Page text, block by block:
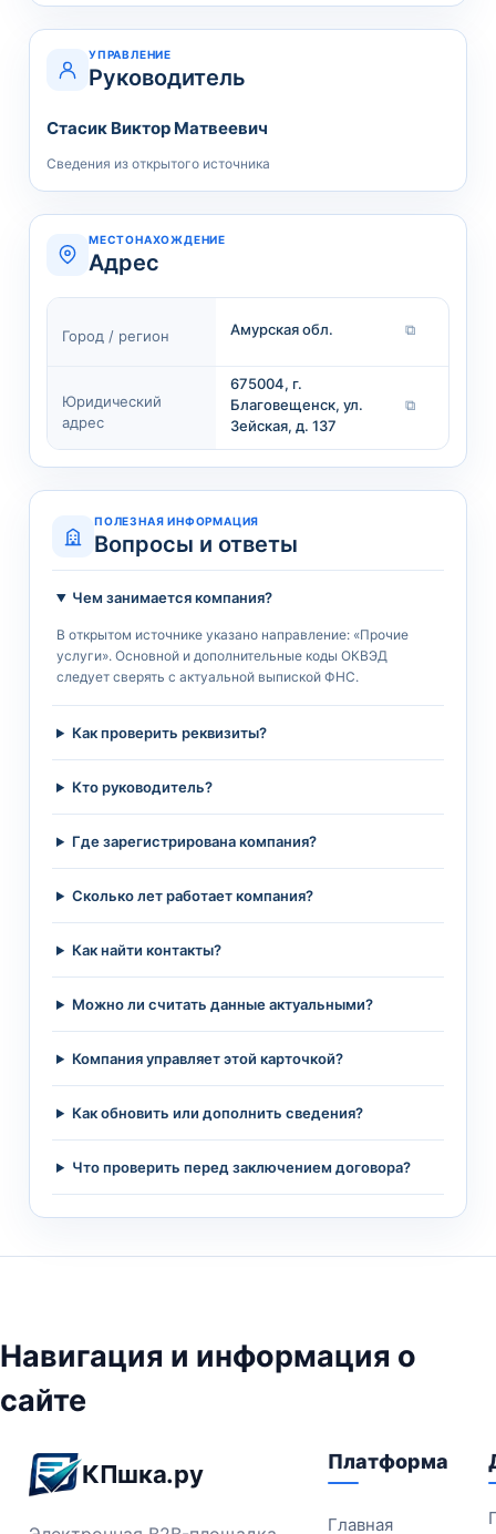
УПРАВЛЕНИЕ
Руководитель
Стасик Виктор Матвеевич
Сведения из открытого источника
МЕСТОНАХОЖДЕНИЕ
Адрес
Город / регион Амурская обл. ⧉
Юридический
адрес
675004, г.
Благовещенск, ул.
Зейская, д. 137
⧉
ПОЛЕЗНАЯ ИНФОРМАЦИЯ
Вопросы и ответы
Чем занимается компания?
В открытом источнике указано направление: «Прочие
услуги». Основной и дополнительные коды ОКВЭД
следует сверять с актуальной выпиской ФНС.
Как проверить реквизиты?
Кто руководитель?
Где зарегистрирована компания?
Сколько лет работает компания?
Как найти контакты?
Можно ли считать данные актуальными?
Компания управляет этой карточкой?
Как обновить или дополнить сведения?
Что проверить перед заключением договора?
Навигация и информация о
сайте
КПшка.ру Платформа
Главная